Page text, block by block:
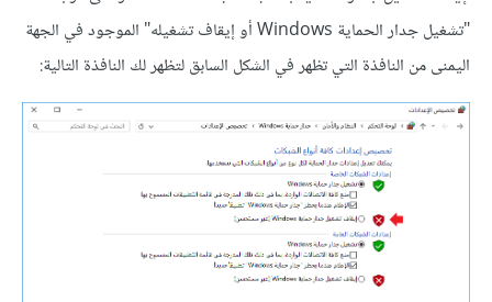
"تشغيل جدار الحماية Windows أو إيقاف تشغيله" الموجود في الجهة
اليمنى من النافذة التي تظهر في الشكل السابق لتظهر لك النافذة التالية: